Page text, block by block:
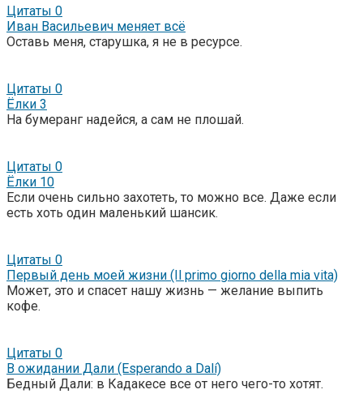
Цитаты 0
Иван Васильевич меняет всё
Оставь меня, старушка, я не в ресурсе.
Цитаты 0
Ёлки 3
На бумеранг надейся, а сам не плошай.
Цитаты 0
Ёлки 10
Если очень сильно захотеть, то можно все. Даже если
есть хоть один маленький шансик.
Цитаты 0
Первый день моей жизни (Il primo giorno della mia vita)
Может, это и спасет нашу жизнь — желание выпить
кофе.
Цитаты 0
В ожидании Дали (Esperando a Dalí)
Бедный Дали: в Кадакесе все от него чего-то хотят.